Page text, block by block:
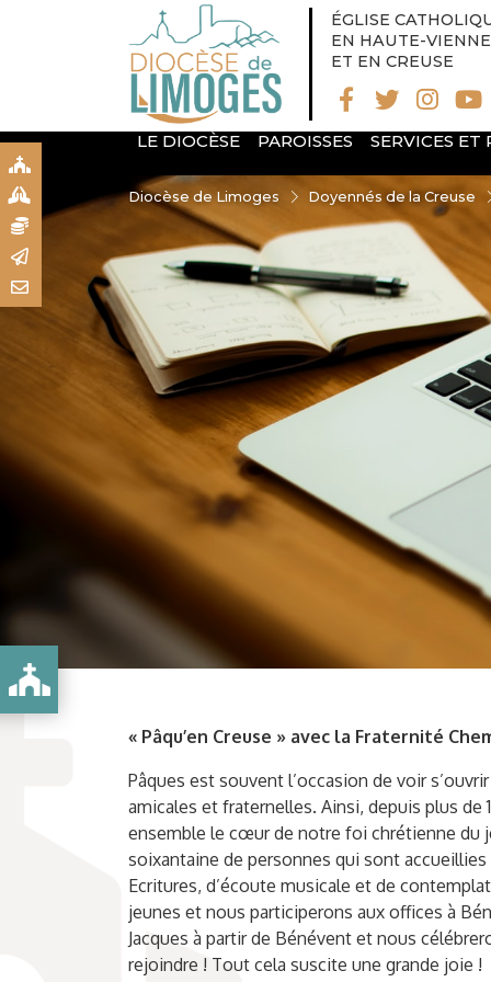
ÉGLISE
EN HAUTE-VIENNE
ET EN CREUSE
LE DIOCÈSE PAROISSES SERVICES ET
Diocèse de Limoges Doyennés de la Creuse
« Pâqu’en Creuse » avec la Fraternité
Pâques est souvent l’occasion de voir
amicales et fraternelles. Ainsi, depuis plus
ensemble le cœur de notre foi chrétienne du
soixantaine de personnes qui sont
Ecritures, d’écoute musicale et de
jeunes et nous participerons aux offices à
Jacques à partir de Bénévent et nous
rejoindre ! Tout cela suscite une grande joie !